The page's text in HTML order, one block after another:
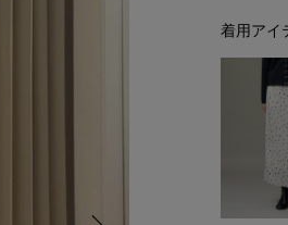
着用アイ